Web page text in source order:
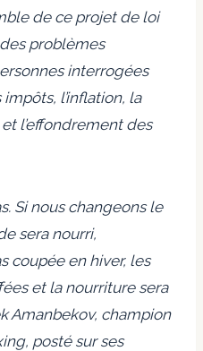
de ce projet de loi
problèmes
interrogées
l’inflation, la
l’effondrement des
Si nous changeons le
sera nourri,
coupée en hiver, les
et la nourriture sera
Amanbekov, champion
postésur ses